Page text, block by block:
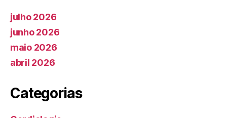
julho 2026
junho 2026
maio 2026
abril 2026
Categorias